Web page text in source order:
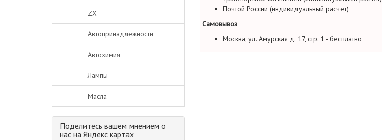
ZX
Автопринадлежности
Автохимия
Лампы
Масла
Поделитесь вашем мнением о
нас на Яндекс картах
Почтой России (индивидуальный расчет)
Самовывоз
Москва, ул. Амурская д. 17, стр. 1 - бесплатно